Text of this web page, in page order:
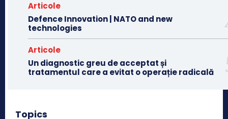
Articole
Defence Innovation | NATO and new
technologies
Articole
Un diagnostic greu de acceptat și
tratamentul care a evitat o operație radicală
Topics